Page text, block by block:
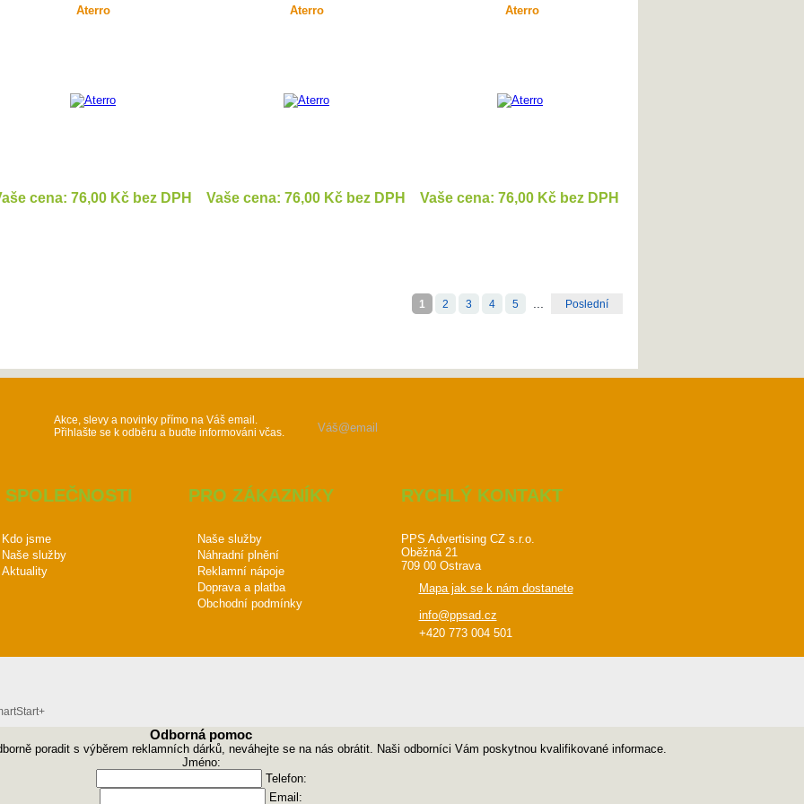
Aterro
cena: 76,00 Kč bez DPH
Aterro
Vaše cena: 76,00 Kč bez DPH
Aterro
Vaše cena: 76,00 Kč bez DPH
1 2 3 4 5 Poslední
Akce, slevy a novinky přímo na Váš email.
Přihlašte se k odběru a buďte informováni včas.
SPOLEČNOSTI
Kdo jsme
Naše služby
Aktuality
PRO ZÁKAZNÍKY
Naše služby
Náhradní plnění
Reklamní nápoje
Doprava a platba
Obchodní podmínky
RYCHLÝ KONTAKT
PPS Advertising CZ s.r.o.
Oběžná 21
709 00 Ostrava
Mapa jak se k nám dostanete
info@ppsad.cz
+420 773 004 501
Odborná pomoc
poradit s výběrem reklamních dárků, neváhejte se na nás obrátit. Naši odborníci Vám poskytnou kvalifikované informace.
Jméno:
Telefon:
Email: